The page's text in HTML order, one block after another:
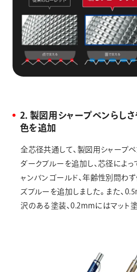
2．製図用シャープペンらし
色を追加
全芯径共通して、製図用シャープ
ダークブルーを追加し、芯径によ
ャンパンゴールド、年齢性別問わ
ズブルーを追加しました。また、
沢のある塗装、0.2mmにはマット